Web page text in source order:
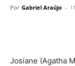
Por Gabriel Araújo -
Josiane (Agatha